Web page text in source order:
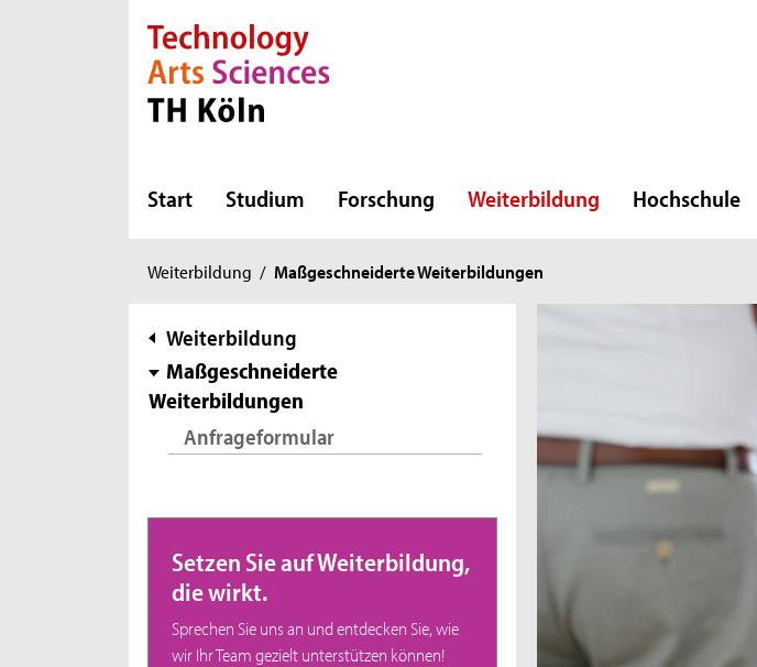
Direkt zur Hauptnavigation
Direkt zur Subnavigation
Direkt zum Inhalt
Direkt zum Fußbereich
Start Studium Forschung Weiterbildung Hochschule
Sie
hier:
Weiterbildung / Maßgeschneiderte Weiterbildungen
Subnavigation
Weiterbildung
Maßgeschneiderte
Weiterbildungen
Anfrageformular
Setzen Sie auf Weiterbildung,
die wirkt.
Sprechen Sie uns an und entdecken Sie, wie
wir Ihr Team gezielt unterstützen können!